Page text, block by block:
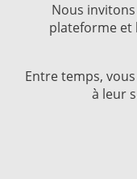
Nous
plateforme et
Entre temps,
à leur